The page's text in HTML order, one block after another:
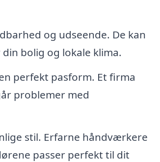
og udseende. De kan
bolig og lokale klima.
perfekt pasform. Et firma
problemer med
stil. Erfarne håndværkere
passer perfekt til dit